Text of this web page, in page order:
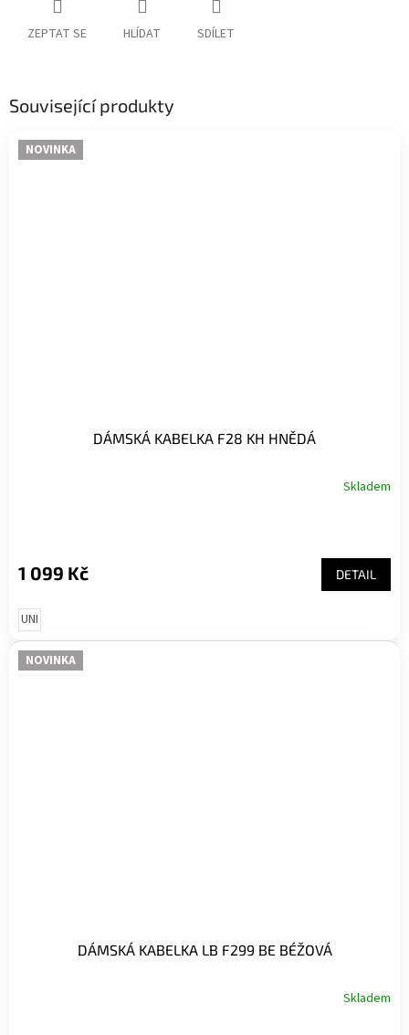
ZEPTAT SE HLÍDAT SDÍLET
Související produkty
NOVINKA
DÁMSKÁ KABELKA F28 KH HNĚDÁ
Skladem
1 099 Kč DETAIL
UNI
NOVINKA
DÁMSKÁ KABELKA LB F299 BE BÉŽOVÁ
Skladem